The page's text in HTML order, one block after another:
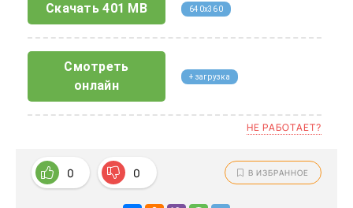
Скачать401 MB 640x360
Смотреть
онлайн
+ загрузка
НЕ РАБОТАЕТ?
0 0 В ИЗБРАННОЕ